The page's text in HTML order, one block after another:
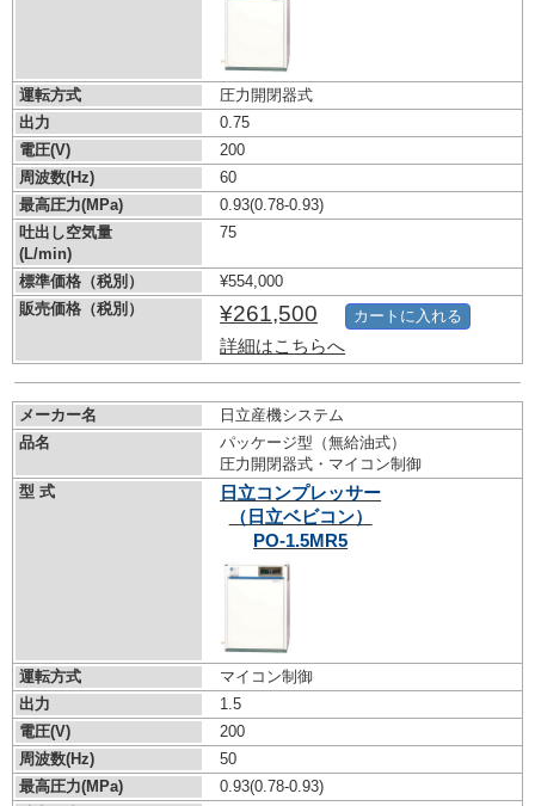
運転方式
圧力開閉器式
出力
0.75
電圧(V)
200
周波数(Hz)
60
最高圧力(MPa)
0.93(0.78-0.93)
吐出し空気量
(L/min)
75
標準価格（税別）
¥554,000
販売価格（税別）
¥261,500
詳細はこちらへ
カートに入れる
メーカー名
日立産機システム
品名
パッケージ型（無給油式）
圧力開閉器式・マイコン制御
型 式
日立コンプレッサー
（日立ベビコン）
PO-1.5MR5
運転方式
マイコン制御
出力
1.5
電圧(V)
200
周波数(Hz)
50
最高圧力(MPa)
0.93(0.78-0.93)